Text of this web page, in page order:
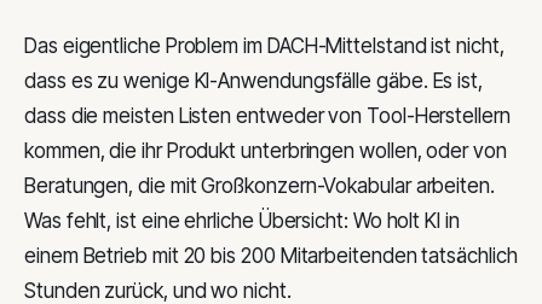
Das eigentliche Problem im DACH-Mittelstand ist nicht,
dass es zu wenige KI-Anwendungsfälle gäbe. Es ist,
dass die meisten Listen entweder von Tool-Herstellern
kommen, die ihr Produkt unterbringen wollen, oder von
Beratungen, die mit Großkonzern-Vokabular arbeiten.
Was fehlt, ist eine ehrliche Übersicht: Wo holt KI in
einem Betrieb mit 20 bis 200 Mitarbeitenden tatsächlich
Stunden zurück, und wo nicht.